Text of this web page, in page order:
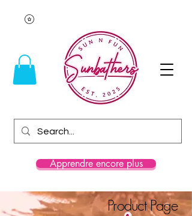
Apprendre encore plus
Product Page